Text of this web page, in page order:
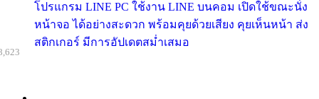
โปรแกรม LINE PC ใช้งาน LINE บนคอม เปิดใช้ขณะนั่ง
หน้าจอ ได้อย่างสะดวก พร้อมคุยด้วยเสียง คุยเห็นหน้า ส่ง
สติกเกอร์ มีการอัปเดตสม่ำเสมอ